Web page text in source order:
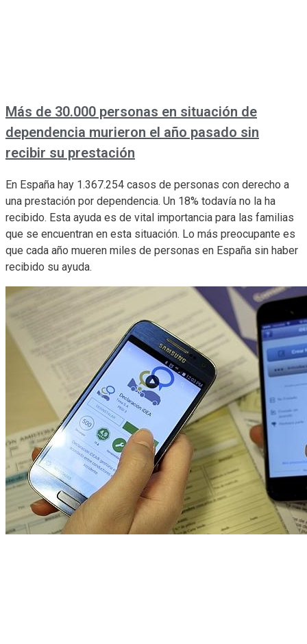
Más de 30.000 personas en situación de
dependencia murieron el año pasado sin
recibir su prestación
En España hay 1.367.254 casos de personas con derecho a
una prestación por dependencia. Un 18% todavía no la ha
recibido. Esta ayuda es de vital importancia para las familias
que se encuentran en esta situación. Lo más preocupante es
que cada año mueren miles de personas en España sin haber
recibido su ayuda.